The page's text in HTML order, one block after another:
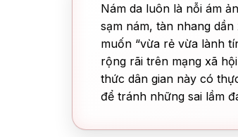
Nám da luôn là nỗi ám
sạm nám, tàn nhang
muốn “vừa rẻ vừa lành
rộng rãi trên mạng xã
thức dân gian này có
để tránh những sai lầm